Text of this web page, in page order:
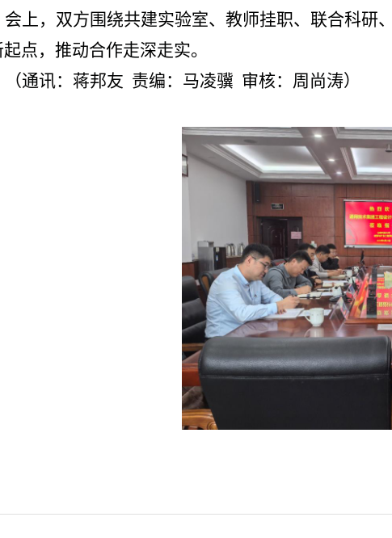
会上，双方围绕共建实验室、教师挂职、联合科研
点，推动合作走深走实。
（通讯：蒋邦友 责编：马凌骥 审核：周尚涛）